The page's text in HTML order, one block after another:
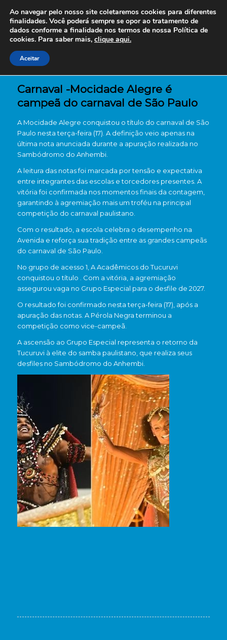
Carnaval -Mocidade Alegre é
campeã do carnaval de São Paulo
A Mocidade Alegre conquistou o título do carnaval de São
Paulo nesta terça-feira (17). A definição veio apenas na
última nota anunciada durante a apuração realizada no
Sambódromo do Anhembi.
A leitura das notas foi marcada por tensão e expectativa
entre integrantes das escolas e torcedores presentes. A
vitória foi confirmada nos momentos finais da contagem,
garantindo à agremiação mais um troféu na principal
competição do carnaval paulistano.
Com o resultado, a escola celebra o desempenho na
Avenida e reforça sua tradição entre as grandes campeãs
do carnaval de São Paulo.
No grupo de acesso 1, AAcadêmicos do Tucuruvi
conquistou o título . Com a vitória, a agremiação
assegurou vaga no Grupo Especial para o desfile de 2027.
O resultado foi confirmado nesta terça-feira (17), após a
apuração das notas. A Pérola Negraterminou a
competição como vice-campeã.
A ascensão ao Grupo Especial representa o retorno da
Tucuruvi à elite do samba paulistano, que realiza seus
desfiles no Sambódromo do Anhembi.
Ao navegar pelo nosso site coletaremos cookies para diferentes
finalidades. Você poderá sempre se opor ao tratamento de
dados conforme a finalidade nos termos de nossa Política de
cookies. Para saber mais, clique aqui.
Aceitar